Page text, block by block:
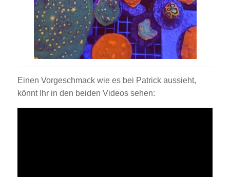
Einen Vorgeschmack wie es bei Patrick aussieht,
könnt Ihr in den beiden Videos sehen: